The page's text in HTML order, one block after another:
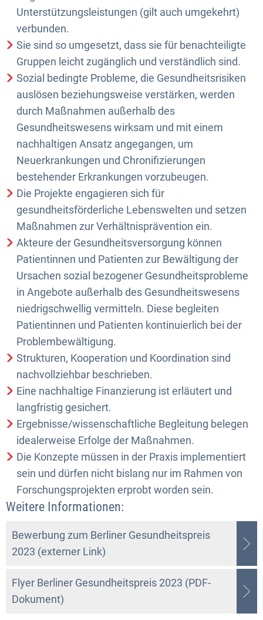
Unterstützungsleistungen (gilt auch umgekehrt)
verbunden.
Sie sind so umgesetzt, dass sie für benachteiligte
Gruppen leicht zugänglich und verständlich sind.
Sozial bedingte Probleme, die Gesundheitsrisiken
auslösen beziehungsweise verstärken, werden
durch Maßnahmen außerhalb des
Gesundheitswesens wirksam und mit einem
nachhaltigen Ansatz angegangen, um
Neuerkrankungen und Chronifizierungen
bestehender Erkrankungen vorzubeugen.
Die Projekte engagieren sich für
gesundheitsförderliche Lebenswelten und setzen
Maßnahmen zur Verhältnisprävention ein.
Akteure der Gesundheitsversorgung können
Patientinnen und Patienten zur Bewältigung der
Ursachen sozial bezogener Gesundheitsprobleme
in Angebote außerhalb des Gesundheitswesens
niedrigschwellig vermitteln. Diese begleiten
Patientinnen und Patienten kontinuierlich bei der
Problembewältigung.
Strukturen, Kooperation und Koordination sind
nachvollziehbar beschrieben.
Eine nachhaltige Finanzierung ist erläutert und
langfristig gesichert.
Ergebnisse/wissenschaftliche Begleitung belegen
idealerweise Erfolge der Maßnahmen.
Die Konzepte müssen in der Praxis implementiert
sein und dürfen nicht bislang nur im Rahmen von
Forschungsprojekten erprobt worden sein.
Weitere Informationen:
Bewerbung zum Berliner Gesundheitspreis
2023 (externer Link)
Flyer Berliner Gesundheitspreis 2023 (PDF-
Dokument)